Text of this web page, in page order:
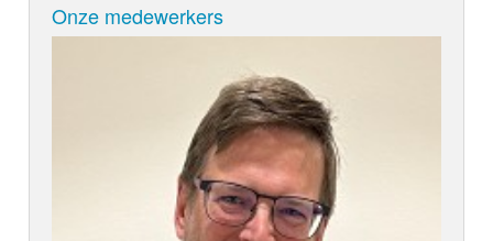
Onze medewerkers